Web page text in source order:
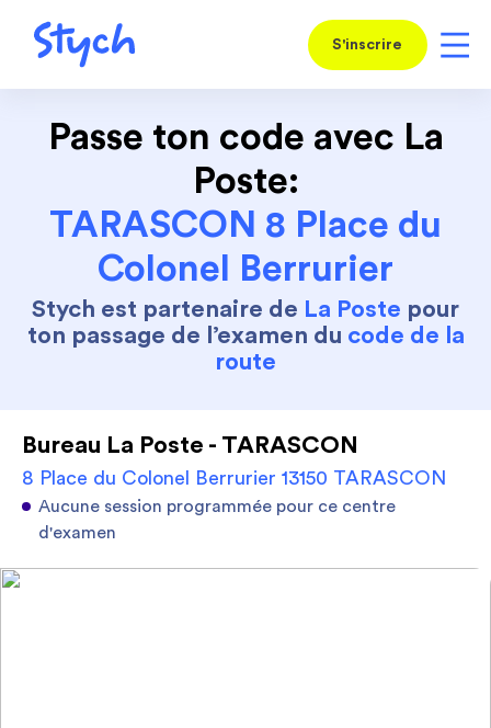
S'inscrire
Passe ton code avec La
Poste:
TARASCON 8 Place du
Colonel Berrurier
Stych est partenaire de La Poste pour
ton passage de l’examen du code de la
route
Bureau La Poste - TARASCON
8 Place du Colonel Berrurier 13150 TARASCON
Aucune session programmée pour ce centre
d'examen